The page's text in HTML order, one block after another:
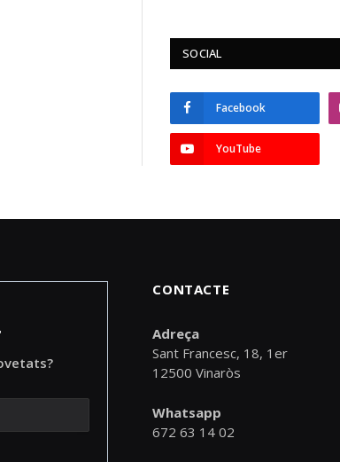
SOCIAL
Facebook
YouTube
CONTACTE
Adreça
Sant Francesc, 18, 1er
12500 Vinaròs
Whatsapp
672 63 14 02